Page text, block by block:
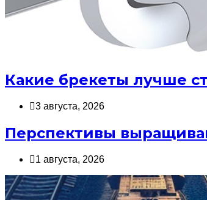
Какие брекеты лучше
3 августа, 2026
Перспективы
1 августа, 2026